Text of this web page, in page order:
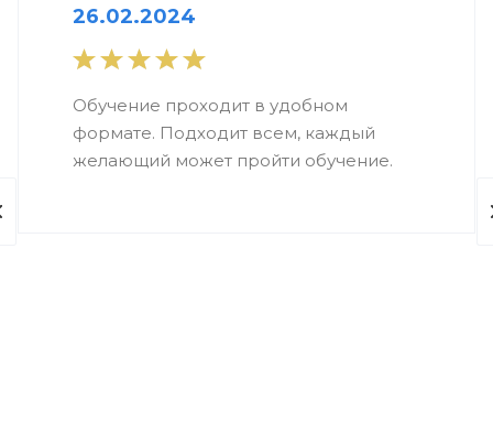
26.02.2024
Обучение проходит в удобном
формате. Подходит всем, каждый
желающий может пройти обучение.